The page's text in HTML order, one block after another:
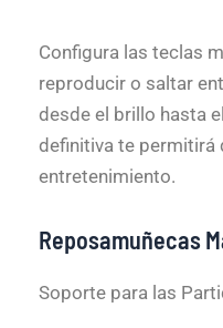
Configura las teclas
reproducir o saltar
desde el brillo hasta
definitiva te permitirá
entretenimiento.
Reposamuñecas
Soporte para las